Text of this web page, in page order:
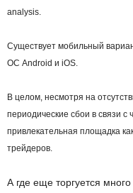
analysis.
Существует мобильный
ОС Android и iOS.
В целом, несмотря на
периодические сбои в связи
привлекательная площадка
трейдеров.
А где еще торгуется много